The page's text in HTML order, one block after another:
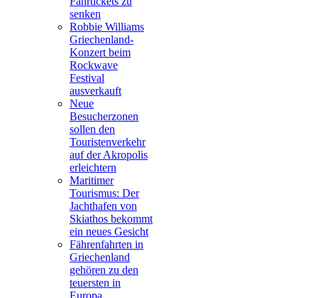
senken
Robbie Williams
Griechenland-
Konzert beim
Rockwave
Festival
ausverkauft
Neue
Besucherzonen
sollen den
Touristenverkehr
auf der Akropolis
erleichtern
Maritimer
Tourismus: Der
Jachthafen von
Skiathos bekommt
ein neues Gesicht
Fährenfahrten in
Griechenland
gehören zu den
teuersten in
Europa